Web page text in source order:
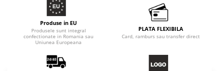
Produse in EU
Produsele sunt integral
confectionate in Romania sau
Uniunea Europeana
PLATA FLEXIBILA
Card, ramburs sau transfer direct